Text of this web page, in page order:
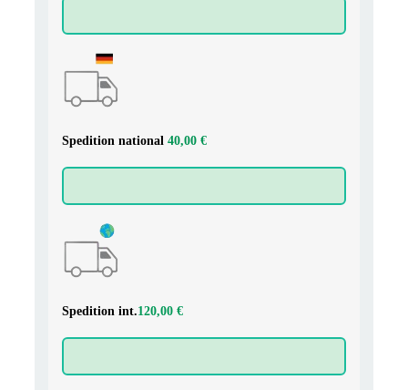
Spedition national 40,00 €
Spedition int.120,00 €